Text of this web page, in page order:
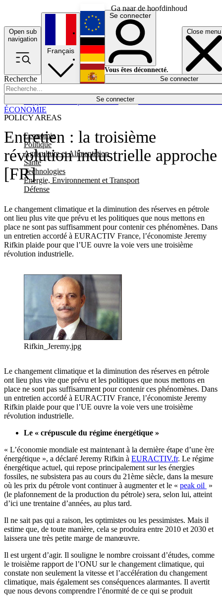
Ga naar de hoofdinhoud
Open sub
navigation
Close menu
Recherche
Se connecter
POLICY AREAS
Economie
Politique
Agriculture et Alimentation
Santé
Technologies
Energie, Environnement et Transport
Défense
Économie
Français
English
Deutsch
Español
Se connecter
Vous êtes déconnecté.
Se connecter
Entretien : la troisième
révolution industrielle approche
[FR]
Le changement climatique et la diminution des réserves en pétrole
ont lieu plus vite que prévu et les politiques que nous mettons en
place ne sont pas suffisamment pour contenir ces phénomènes. Dans
un entretien accordé à EURACTIV France, l’économiste Jeremy
Rifkin plaide pour que l’UE ouvre la voie vers une troisième
révolution industrielle.
ÉCONOMIE
Rifkin_Jeremy.jpg
Le changement climatique et la diminution des réserves en pétrole
ont lieu plus vite que prévu et les politiques que nous mettons en
place ne sont pas suffisamment pour contenir ces phénomènes. Dans
un entretien accordé à EURACTIV France, l’économiste Jeremy
Rifkin plaide pour que l’UE ouvre la voie vers une troisième
révolution industrielle.
Le « crépuscule du régime énergétique »
« L’économie mondiale est maintenant à la dernière étape d’une ère
énergétique », a déclaré Jeremy Rifkin à EURACTIV.fr. Le régime
énergétique actuel, qui repose principalement sur les énergies
fossiles, ne subsistera pas au cours du 21ème siècle, dans la mesure
où les prix du pétrole vont continuer à augmenter et le « peak oil »
(le plafonnement de la production du pétrole) sera, selon lui, atteint
d’ici une trentaine d’années, au plus tard.
Il ne sait pas qui a raison, les optimistes ou les pessimistes. Mais il
estime que, de toute manière, cela se produira entre 2010 et 2030 et
laissera une très petite marge de manœuvre.
Il est urgent d’agir. Il souligne le nombre croissant d’études, comme
le troisième rapport de l’ONU sur le changement climatique, qui
constate non seulement la vitesse et l’accélération du changement
climatique, mais également ses conséquences alarmantes. Il avertit
que nous devons comprendre l’énormité de ce qui se produit